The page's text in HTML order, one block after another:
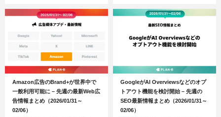
Amazon広告のBrand+が世界中で
一般利用可能に – 先週の最新Web広
告情報まとめ（2026/01/31～
02/06）
GoogleがAI Overviewsなどのオプ
トアウト機能を検討開始 – 先週の
SEO最新情報まとめ（2026/01/31～
02/06）